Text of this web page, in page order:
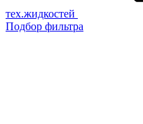
тех.жидкостей
Подбор фильтра